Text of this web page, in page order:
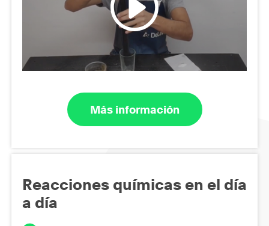
Más información
Reacciones químicas en el día
a día